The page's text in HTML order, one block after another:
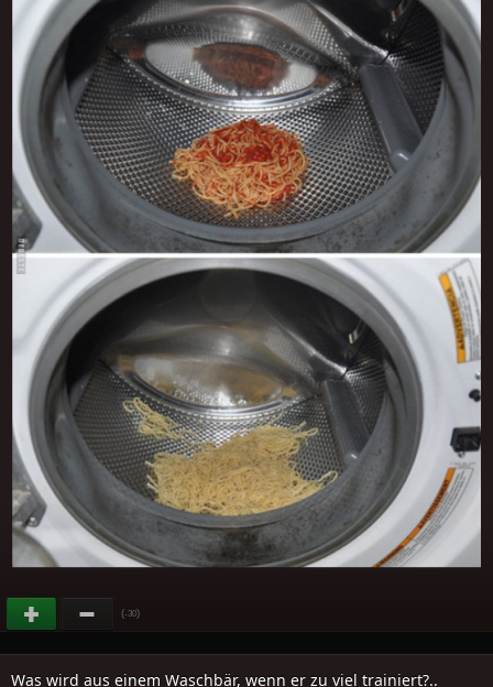
(-30)
Was wird aus einem Waschbär, wenn er zu viel trainiert?..